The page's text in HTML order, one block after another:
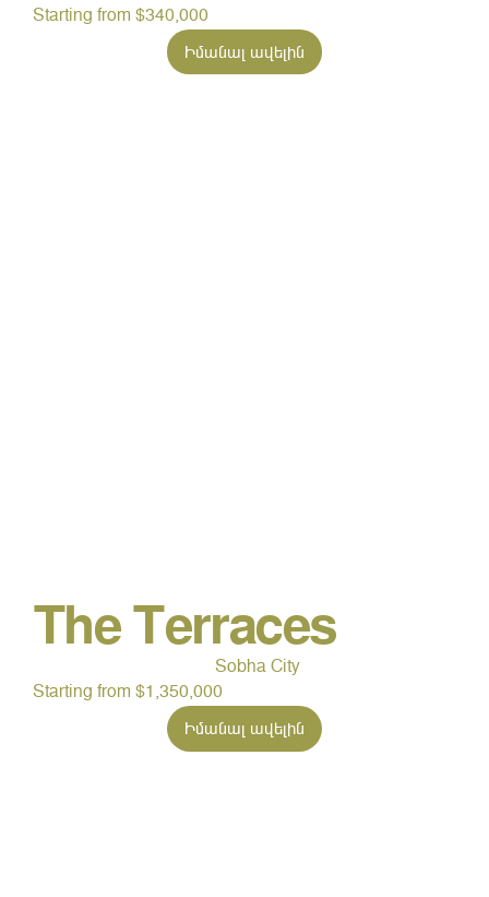
Starting from $340,000
Իմանալ ավելին
The Terraces
Sobha City
Starting from $1,350,000
Իմանալ ավելին